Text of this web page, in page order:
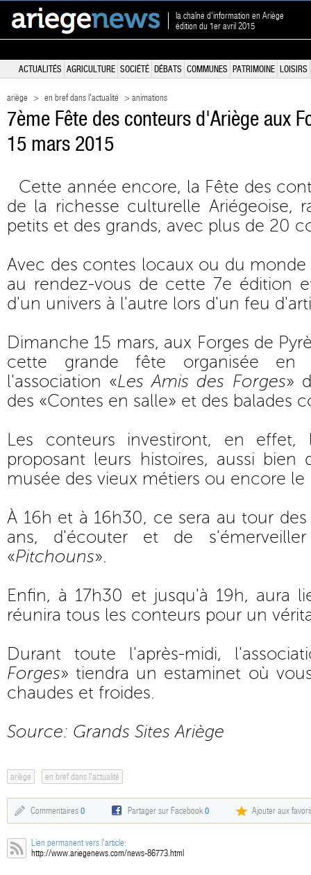
la chaîne d'information en Ariège
édition du 1er avril 2015
ACTUALITÉS AGRICULTURE SOCIÉTÉ DÉBATS COMMUNES PATRIMOINE LOISIRS
ariège > en bref dans l'actualité > animations
7ème Fête des conteurs d'Ariège aux
15 mars 2015
Cette année encore, la Fête des
de la richesse culturelle Ariégeoise,
petits et des grands, avec plus de 20
Avec des contes locaux ou du monde
au rendez-vous de cette 7e édition
d'un univers à l'autre lors d'un feu
Dimanche 15 mars, aux Forges de
cette grande fête organisée en
l'association «Les Amis des Forges»
des «Contes en salle» et des balades
Les conteurs investiront, en effet,
proposant leurs histoires, aussi bien
musée des vieux métiers ou encore
À 16h et à 16h30, ce sera au tour
ans, d'écouter et de
«Pitchouns».
Enfin, à 17h30 et jusqu'à 19h, aura
réunira tous les conteurs pour un
Durant toute l'après-midi,
Forges» tiendra un estaminet où
chaudes et froides.
Source: Grands Sites Ariège
ariège en bref dans l'actualité
Commentaires 0 Partager sur Facebook0 Ajouter aux
Lien permanent vers l'article:
http://www.ariegenews.com/news-86773.html